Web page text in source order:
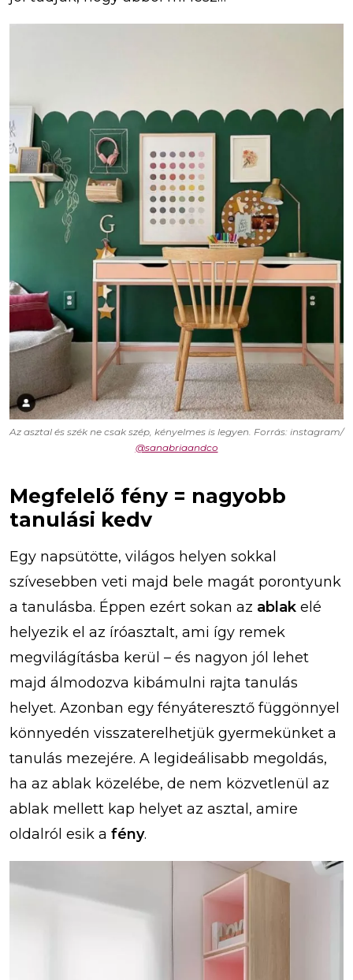
Az asztal és szék ne csak szép, kényelmes is legyen. Forrás: instagram/
@sanabriaandco
Megfelelő fény = nagyobb
tanulási kedv
Egy napsütötte, világos helyen sokkal
szívesebben veti majd bele magát porontyunk
a tanulásba. Éppen ezért sokan az ablak elé
helyezik el az íróasztalt, ami így remek
megvilágításba kerül – és nagyon jól lehet
majd álmodozva kibámulni rajta tanulás
helyet. Azonban egy fényáteresztő függönnyel
könnyedén visszaterelhetjük gyermekünket a
tanulás mezejére. A legideálisabb megoldás,
ha az ablak közelébe, de nem közvetlenül az
ablak mellett kap helyet az asztal, amire
oldalról esik a fény.